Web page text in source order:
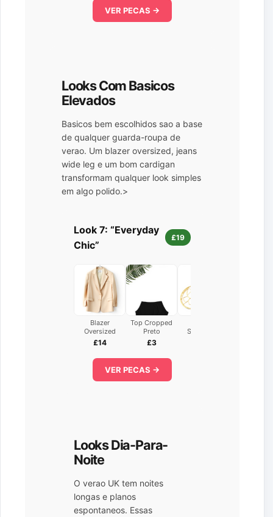
VER PECAS →
Looks Com Basicos
Elevados
Basicos bem escolhidos sao a base
de qualquer guarda-roupa de
verao. Um blazer oversized, jeans
wide leg e um bom cardigan
transformam qualquer look simples
em algo polido.>
Look 7: “Everyday
Chic”
£19
Blazer
Oversized
£14
Top Cropped
Preto
£3
Statement
VER PECAS →
Looks Dia-Para-
Noite
O verao UK tem noites
longas e planos
espontaneos. Essas